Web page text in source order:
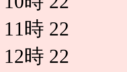
11時 22
12時 22